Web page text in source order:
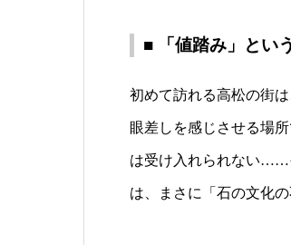
■ 「値踏み」とい
初めて訪れる高松の街
眼差しを感じさせる場
は受け入れられない……
は、まさに「石の文化